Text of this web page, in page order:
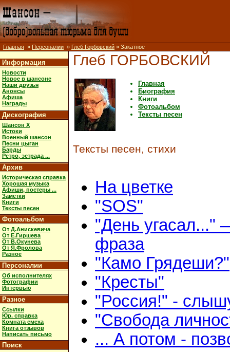
Главная » Персоналии » Глеб Горбовский » Закатное
Информация
Новости
Новое в шансоне
Наши друзья
Анонсы
Афиша
Награды
Дискография
Шансон X
Истоки
Военный шансон
Песни цыган
Барды
Ретро, эстрада ...
Архив
Историческая справка
Хорошая музыка
Афиши, постеры ...
Заметки
Книги
Тексты песен
Фотоальбом
От Д.Анискевича
От Е.Гиршева
От В.Окунева
От Я.Фролова
Разное
Персоналии
Об исполнителях
Фотографии
Интервью
Разное
Ссылки
Юр. справка
Комната смеха
Книга отзывов
Написать письмо
Поиск
Глеб ГОРБОВСКИЙ
Главная
Биография
Книги
Фотоальбом
Тексты песен
Тексты песен, стихи
На цветке
"SOS"
"День угасал..."
фраза
"Камо Грядеши?"
"Кресты"
"Россия!" -
"Свобода
... А потом -